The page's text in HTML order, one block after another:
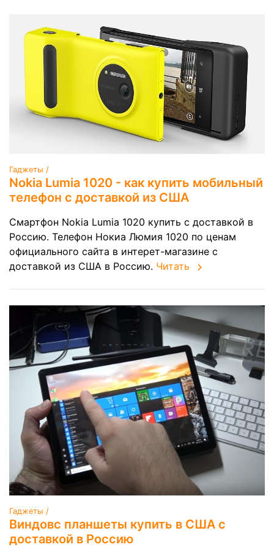
Гаджеты /
Nokia Lumia 1020 - как купить мобильный
телефон с доставкой из США
Смартфон Nokia Lumia 1020 купить с доставкой в
Россию. Телефон Нокиа Люмия 1020 по ценам
официального сайта в интерет-магазине с
доставкой из США в Россию. Читать
Гаджеты /
Виндовс планшеты купить в США с
доставкой в Россию